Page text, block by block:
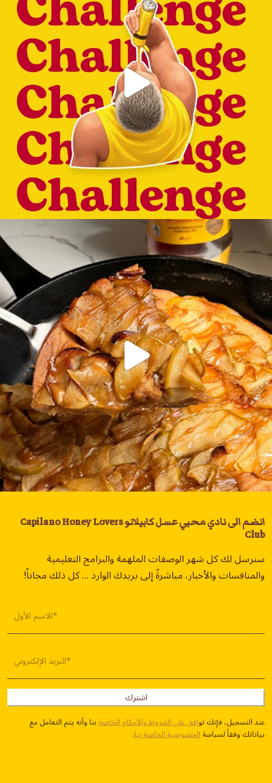
انضم الى نادي محبي عسل كابيلانو Capilano Honey Lovers
Club
سنرسل لك كل شهر الوصفات الملهمة والبرامج التعليمية
والمنافسات والأخبار، مباشرةً إلى بريدك الوارد … كل ذلك مجاناً!
الاسم الأول*
البريد الإلكتروني*
اشترك
عند التسجيل، فإنك توافق على الشروط والأحكام الخاصةبنا وأنه يتم التعامل مع
بياناتك وفقاً لسياسةالخصوصية الخاصة بنا.